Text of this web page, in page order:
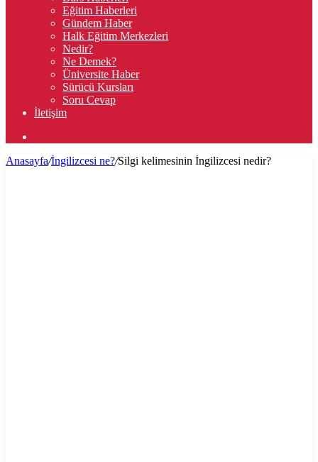
Eğitim Haberleri
Gündem Haber
Halk Eğitim Merkezleri
Nedir?
Ne Demek?
Üniversite Haber
Sürücü Kursları
Soru Cevap
İletişim
...
Anasayfa/İngilizcesi ne?/Silgi kelimesinin İngilizcesi nedir?